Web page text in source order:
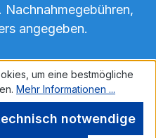
Nachnahmegebühren,
angegeben.
um eine bestmögliche
Mehr Informationen ...
notwendige